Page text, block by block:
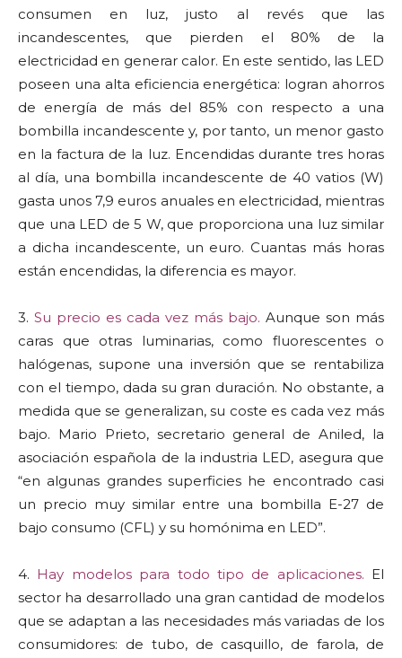
consumen en luz, justo al revés que las
incandescentes, que pierden el 80% de la
electricidad en generar calor. En este sentido, las LED
poseen una alta eficiencia energética: logran ahorros
de energía de más del 85% con respecto a una
bombilla incandescente y, por tanto, un menor gasto
en la factura de la luz. Encendidas durante tres horas
al día, una bombilla incandescente de 40 vatios (W)
gasta unos 7,9 euros anuales en electricidad, mientras
que una LED de 5 W, que proporciona una luz similar
a dicha incandescente, un euro. Cuantas más horas
están encendidas, la diferencia es mayor.
3. Su precio es cada vez más bajo. Aunque son más
caras que otras luminarias, como fluorescentes o
halógenas, supone una inversión que se rentabiliza
con el tiempo, dada su gran duración. No obstante, a
medida que se generalizan, su coste es cada vez más
bajo. Mario Prieto, secretario general de Aniled, la
asociación española de la industria LED, asegura que
“en algunas grandes superficies he encontrado casi
un precio muy similar entre una bombilla E-27 de
bajo consumo (CFL) y su homónima en LED”.
4. Hay modelos para todo tipo de aplicaciones. El
sector ha desarrollado una gran cantidad de modelos
que se adaptan a las necesidades más variadas de los
consumidores: de tubo, de casquillo, de farola, de